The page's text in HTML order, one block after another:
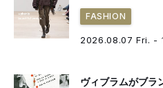
FASHION
2026.08.07 Fri. -
ヴィブラムがブラ